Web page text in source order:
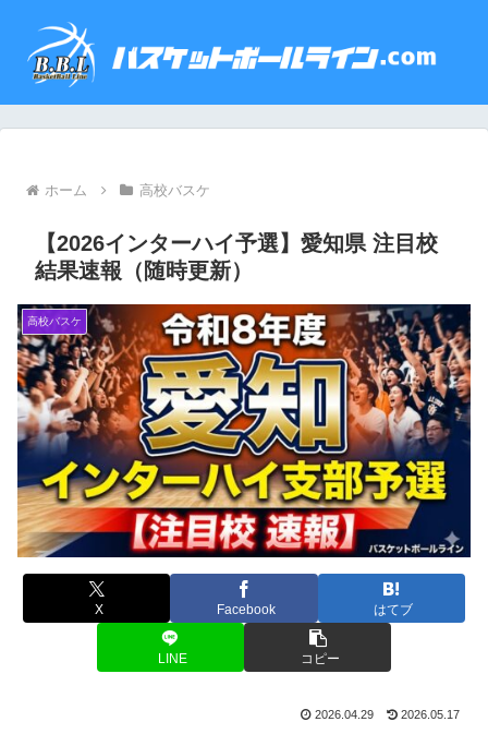
ホーム 高校バスケ
【2026インターハイ予選】愛知県 注目校
結果速報（随時更新）
高校バスケ
X Facebook はてブ
LINE コピー
2026.04.29 2026.05.17